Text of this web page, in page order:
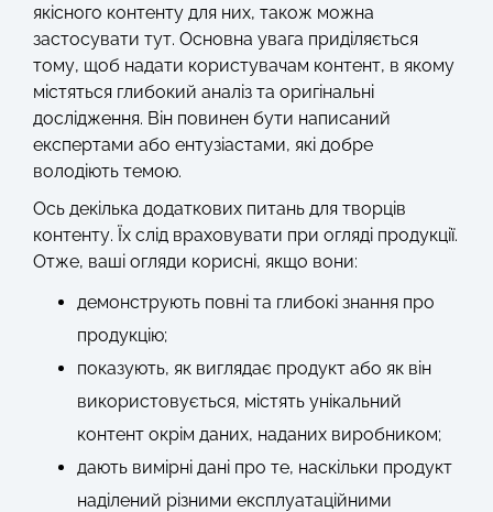
якісного контенту для них, також можна
застосувати тут. Основна увага приділяється
тому, щоб надати користувачам контент, в якому
містяться глибокий аналіз та оригінальні
дослідження. Він повинен бути написаний
експертами або ентузіастами, які добре
володіють темою.
Ось декілька додаткових питань для творців
контенту. Їх слід враховувати при огляді продукції.
Отже, ваші огляди корисні, якщо вони:
демонструють повні та глибокі знання про
продукцію;
показують, як виглядає продукт або як він
використовується, містять унікальний
контент окрім даних, наданих виробником;
дають вимірні дані про те, наскільки продукт
наділений різними експлуатаційними